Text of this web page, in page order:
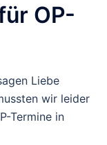
OP-
Liebe
wir leider
Termine in